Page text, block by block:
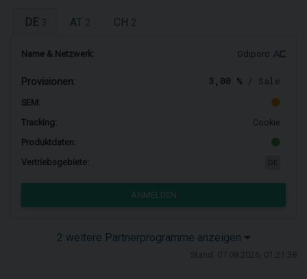
DE AT CH
Name & Netzwerk: Odiporo
Provisionen: 3,00 % / Sale
SEM:
Tracking:
Cookie
Produktdaten:
Vertriebsgebiete:
ANMELDEN
2 weitere Partnerprogramme anzeigen